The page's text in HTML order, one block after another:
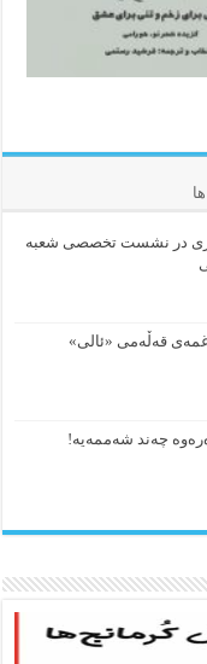
در نشست تخصصی شعبه
قەڵەمی «ئالی»
چەند شەممەیە!